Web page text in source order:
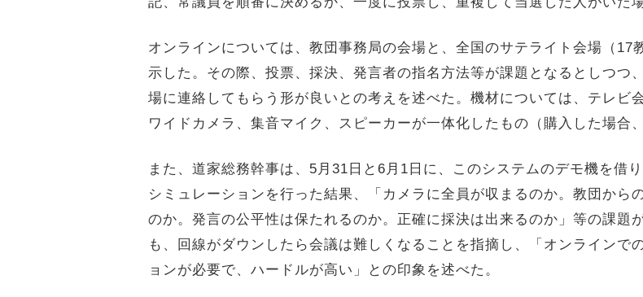
オンラインについては、教団事務局の会場と、全国のサテライト会場（17
示した。その際、投票、採決、発言者の指名方法等が課題となるとしつつ
場に連絡してもらう形が良いとの考えを述べた。機材については、テレビ
ワイドカメラ、集音マイク、スピーカーが一体化したもの（購入した場合
また、道家総務幹事は、5月31日と6月1日に、このシステムのデモ機を借
シミュレーションを行った結果、「カメラに全員が収まるのか。教団から
のか。発言の公平性は保たれるのか。正確に採決は出来るのか」等の課題
も、回線がダウンしたら会議は難しくなることを指摘し、「オンラインで
ョンが必要で、ハードルが高い」との印象を述べた。